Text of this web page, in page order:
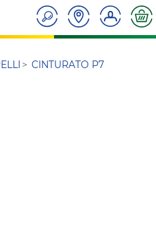
CINTURATO P7